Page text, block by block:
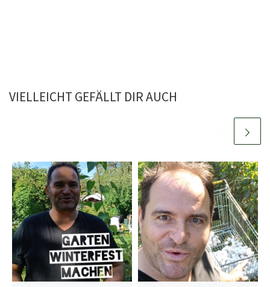
VIELLEICHT GEFÄLLT DIR AUCH